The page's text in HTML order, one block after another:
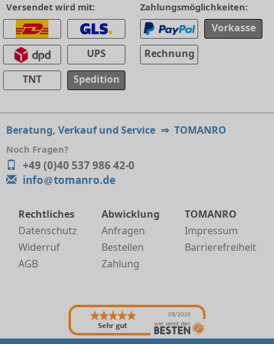
Versendet wird mit:
UPS
TNT
Spedition
Zahlungsmöglichkeiten:
Vorkasse
Rechnung
Beratung, Verkauf und Service ⇒ TOMANRO
Noch Fragen?
+49 (0)40 537 986 42-0
info
tomanro.de
Rechtliches
Datenschutz
Widerruf
AGB
Abwicklung
Anfragen
Bestellen
Zahlung
TOMANRO
Impressum
Barrierefreiheit
Sehr gut
08/2026